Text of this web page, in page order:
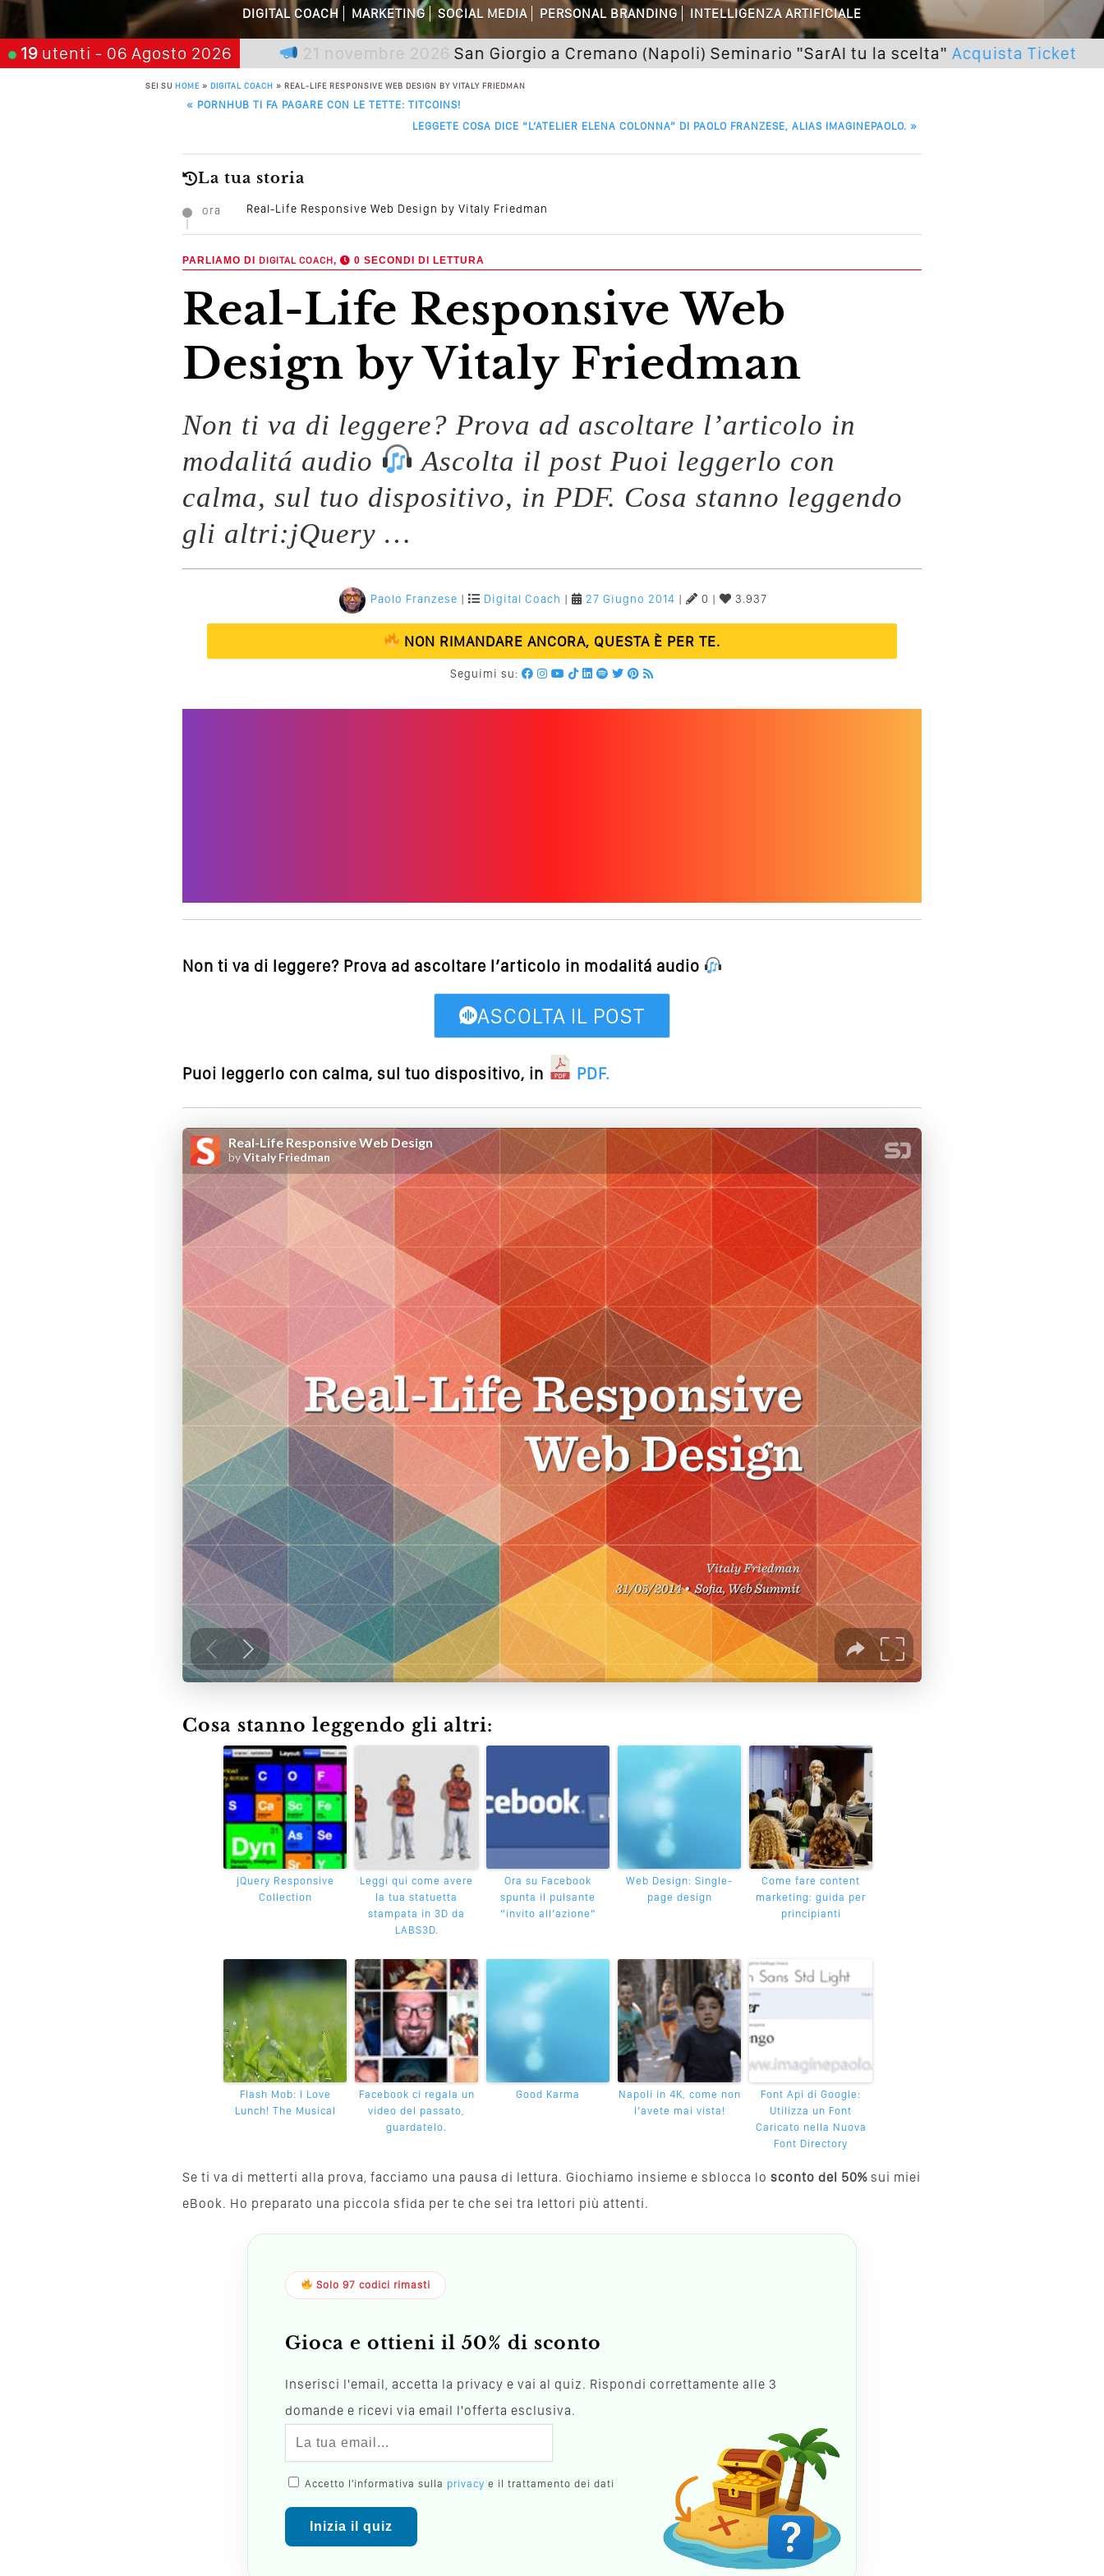
Quali Sono Gli Errori Della Comunicazione Politica? Il Caso Delle Braccia Incrociate
Come Promuoversi Nel Wedding? Il Mio Intervento Per L’Accademia Del Wedding
DIGITAL COACH MARKETING SOCIAL MEDIA PERSONAL BRANDING INTELLIGENZA ARTIFICIALE
19 utenti - 06 Agosto 2026
chi aspetta, scegli: 21 novembre 2026San Giorgio a Cremano (Napoli) Seminario "SarAI tu la scelta"Acquista Ticket
SEI SU HOME » DIGITAL COACH » REAL-LIFE RESPONSIVE WEB DESIGN BY VITALY FRIEDMAN
POST NAVIGATION
« PORNHUB TI FA PAGARE CON LE TETTE: TITCOINS!
LEGGETE COSA DICE “L’ATELIER ELENA COLONNA” DI PAOLO FRANZESE, ALIAS IMAGINEPAOLO. »
La tua storia
ora Real-Life Responsive Web Design by Vitaly Friedman
PARLIAMO DI DIGITAL COACH, 0 SECONDI DI LETTURA
Real-Life Responsive Web
Design by Vitaly Friedman
Non ti va di leggere? Prova ad ascoltare l’articolo in
modalitá audio
Ascolta il post Puoi leggerlo con
calma, sul tuo dispositivo, in PDF. Cosa stanno leggendo
gli altri:jQuery …
Paolo Franzese | Digital Coach | 27 Giugno 2014 | 0 | 3.937
NON RIMANDARE ANCORA, QUESTA È PER TE.
Seguimi su:
Non ti va di leggere? Prova ad ascoltare l’articolo in modalitá audio
ASCOLTA IL POST
Puoi leggerlo con calma, sul tuo dispositivo, in PDF.
Cosa stanno leggendo gli altri:
jQuery Responsive
Collection
Leggi qui come avere
la tua statuetta
stampata in 3D da
LABS3D.
Ora su Facebook
spunta il pulsante
“invito all’azione”
Web Design: Single-
page design
Come fare content
marketing: guida per
principianti
Flash Mob: I Love
Lunch! The Musical
Facebook ci regala un
video del passato,
guardatelo.
Good Karma
Napoli in 4K, come non
l’avete mai vista!
Font Api di Google:
Utilizza un Font
Caricato nella Nuova
Font Directory
Se ti va di metterti alla prova, facciamo una pausa di lettura. Giochiamo insieme e sblocca lo sconto del 50% sui miei
eBook. Ho preparato una piccola sfida per te che sei tra lettori più attenti.
Solo 97 codici rimasti
Gioca e ottieni il 50% di sconto
Inserisci l'email, accetta la privacy e vai al quiz. Rispondi correttamente alle 3
domande e ricevi via email l'offerta esclusiva.
Accetto l'informativa sulla privacy e il trattamento dei dati
Inizia il quiz